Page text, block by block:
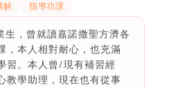
解 指導功課
生，曾就讀嘉諾撒聖方濟各
，本人相對耐心，也充滿
習。本人曾/現有補習經
教學助理，現在也有從事